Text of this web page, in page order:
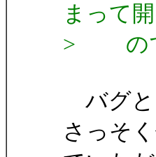
まって
> ので
バグと
さっそ